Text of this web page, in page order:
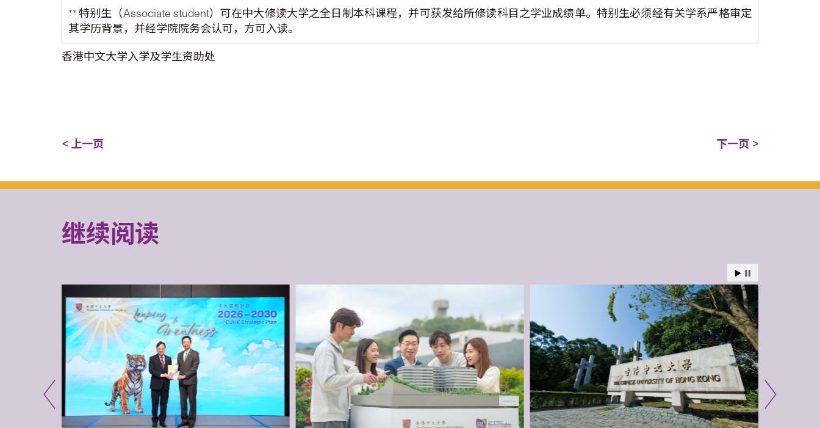
** 特别生（Associate student）可在中大修读大学之全日制本科课程，并可获发给所修读科目之学业成绩单。特别生必须经有关学系严格审定
其学历背景，并经学院院务会认可，方可入读。
香港中文大学入学及学生资助处
< 上一页 下一页 >
继续阅读